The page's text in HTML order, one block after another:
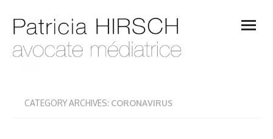
to
open
CATEGORY ARCHIVES: CORONAVIRUS